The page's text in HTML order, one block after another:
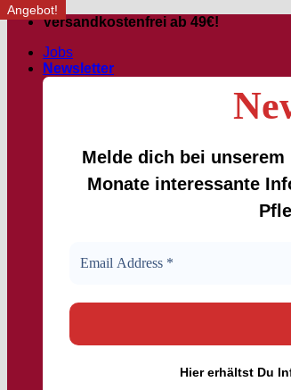
Zum
springen
Versandkostenfrei ab 49€!
Jobs
Newsletter
Melde dich bei
Monate interessante
Hiererhältst Du
Angebot!
Angebot!
Angebot!